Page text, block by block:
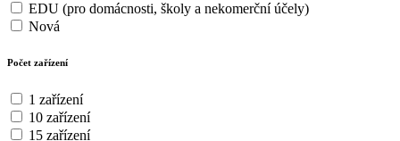
EDU (pro domácnosti, školy a nekomerční účely)
Nová
Počet zařízení
1 zařízení
10 zařízení
15 zařízení